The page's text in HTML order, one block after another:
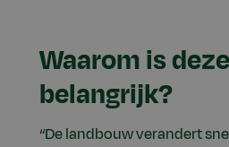
Waarom is
belangrijk?
“De landbouw verandert